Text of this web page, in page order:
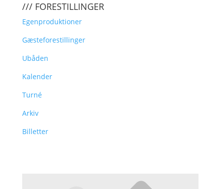
/// FORESTILLINGER
Egenproduktioner
Gæsteforestillinger
Ubåden
Kalender
Turné
Arkiv
Billetter